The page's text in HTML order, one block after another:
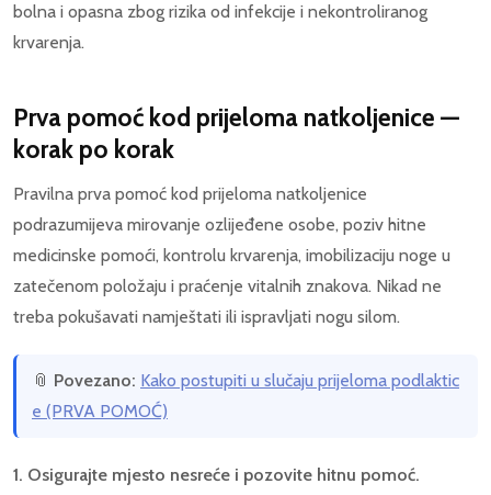
bolna i opasna zbog rizika od infekcije i nekontroliranog
krvarenja.
Prva pomoć kod prijeloma natkoljenice —
korak po korak
Pravilna prva pomoć kod prijeloma natkoljenice
podrazumijeva mirovanje ozlijeđene osobe, poziv hitne
medicinske pomoći, kontrolu krvarenja, imobilizaciju noge u
zatečenom položaju i praćenje vitalnih znakova. Nikad ne
treba pokušavati namještati ili ispravljati nogu silom.
📎 Povezano: Kako postupiti u slučaju prijeloma podlaktic
e (PRVA POMOĆ)
1. Osigurajte mjesto nesreće i pozovite hitnu pomoć.